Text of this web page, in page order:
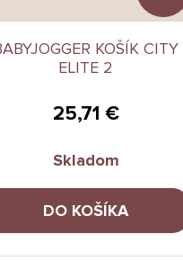
KOŠÍK CITY
ELITE 2
25,71 €
Skladom
DO KOŠÍKA